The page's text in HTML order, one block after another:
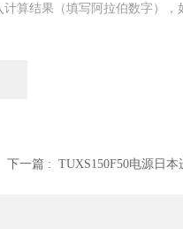
计算结果（填写阿拉伯数字），
下一篇 : TUXS150F50电源日本